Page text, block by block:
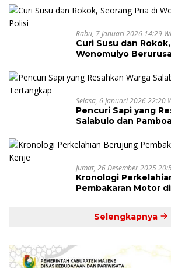
Rabu, 7 Januari 2026 14:29
Curi Susu dan
Wonomulyo
Selasa, 6 Januari 2026 22:20
Pencuri Sapi yang
Salabulo dan
Jumat, 26 Desember 2025
Kronologi
Pembakaran Motor
Selengkapnya